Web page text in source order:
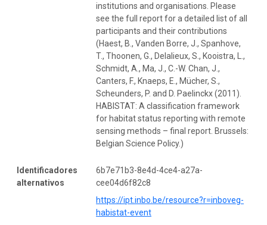
institutions and organisations. Please
see the full report for a detailed list of all
participants and their contributions
(Haest, B., Vanden Borre, J., Spanhove,
T., Thoonen, G., Delalieux, S., Kooistra, L.,
Schmidt, A., Ma, J., C.-W. Chan, J.,
Canters, F., Knaeps, E., Mücher, S.,
Scheunders, P. and D. Paelinckx (2011).
HABISTAT: A classification framework
for habitat status reporting with remote
sensing methods – final report. Brussels:
Belgian Science Policy.)
Identificadores
alternativos
6b7e71b3-8e4d-4ce4-a27a-
cee04d6f82c8
https://ipt.inbo.be/resource?r=inboveg-
habistat-event